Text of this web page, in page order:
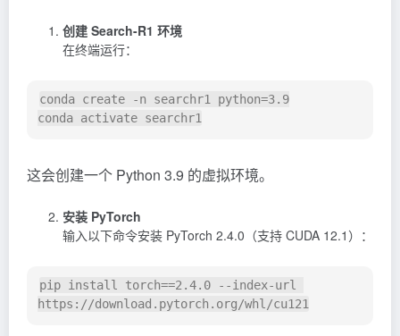
创建 Search-R1 环境
在终端运行：
conda create -n searchr1 python=3.9
这会创建一个 Python 3.9 的虚拟环境。
安装 PyTorch
输入以下命令安装 PyTorch 2.4.0（支持 CUDA 12.1）：
pip install torch==2.4.0 --index-url